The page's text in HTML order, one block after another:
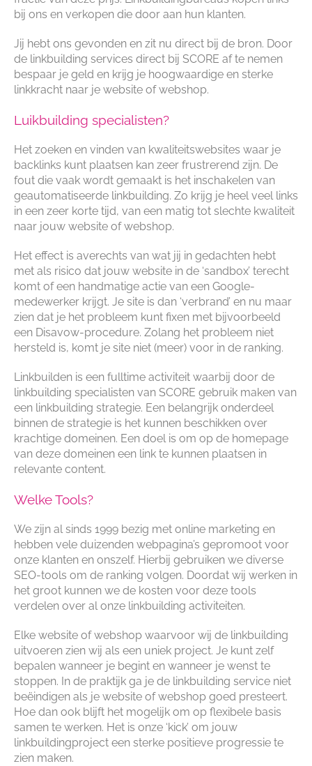
bij ons en verkopen die door aan hun klanten.
Jij hebt ons gevonden en zit nu direct bij de bron. Door
de linkbuilding services direct bij SCORE af te nemen
bespaar je geld en krijg je hoogwaardige en sterke
linkkracht naar je website of webshop.
Luikbuilding specialisten?
Het zoeken en vinden van kwaliteitswebsites waar je
backlinks kunt plaatsen kan zeer frustrerend zijn. De
fout die vaak wordt gemaakt is het inschakelen van
geautomatiseerde linkbuilding. Zo krijg je heel veel links
in een zeer korte tijd, van een matig tot slechte kwaliteit
naar jouw website of webshop.
Het effect is averechts van wat jij in gedachten hebt
met als risico dat jouw website in de ‘sandbox’ terecht
komt of een handmatige actie van een Google-
medewerker krijgt. Je site is dan ‘verbrand’ en nu maar
zien dat je het probleem kunt fixen met bijvoorbeeld
een Disavow-procedure. Zolang het probleem niet
hersteld is, komt je site niet (meer) voor in de ranking.
Linkbuilden is een fulltime activiteit waarbij door de
linkbuilding specialisten van SCORE gebruik maken van
een linkbuilding strategie. Een belangrijk onderdeel
binnen de strategie is het kunnen beschikken over
krachtige domeinen. Een doel is om op de homepage
van deze domeinen een link te kunnen plaatsen in
relevante content.
Welke Tools?
We zijn al sinds 1999 bezig met online marketing en
hebben vele duizenden webpagina’s gepromoot voor
onze klanten en onszelf. Hierbij gebruiken we diverse
SEO-tools om de ranking volgen. Doordat wij werken in
het groot kunnen we de kosten voor deze tools
verdelen over al onze linkbuilding activiteiten.
Elke website of webshop waarvoor wij de linkbuilding
uitvoeren zien wij als een uniek project. Je kunt zelf
bepalen wanneer je begint en wanneer je wenst te
stoppen. In de praktijk ga je de linkbuilding service niet
beëindigen als je website of webshop goed presteert.
Hoe dan ook blijft het mogelijk om op flexibele basis
samen te werken. Het is onze ‘kick’ om jouw
linkbuildingproject een sterke positieve progressie te
zien maken.